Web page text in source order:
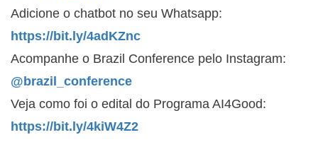
Adicione o chatbot no seu Whatsapp:
https://bit.ly/4adKZnc
Acompanhe o Brazil Conference pelo Instagram:
@brazil_conference
Veja como foi o edital do Programa AI4Good:
https://bit.ly/4kiW4Z2